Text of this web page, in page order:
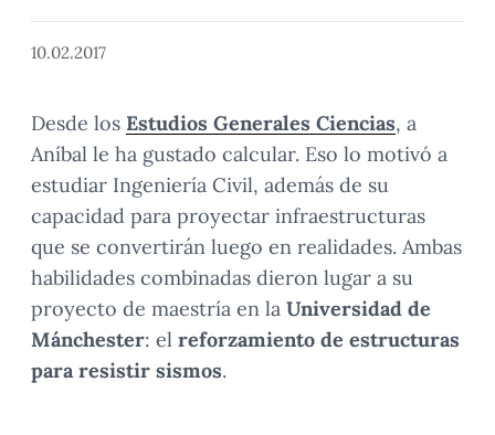
10.02.2017
Desde los Estudios Generales Ciencias, a
Aníbal le ha gustado calcular. Eso lo motivó a
estudiar Ingeniería Civil, además de su
capacidad para proyectar infraestructuras
que se convertirán luego en realidades. Ambas
habilidades combinadas dieron lugar a su
proyecto de maestría en la Universidad de
Mánchester: el reforzamiento de estructuras
para resistir sismos.